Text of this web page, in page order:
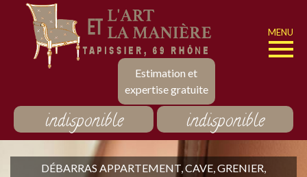
Estimation et
expertise gratuite
MENU
indisponible indisponible
DÉBARRAS APPARTEMENT, CAVE, GRENIER,